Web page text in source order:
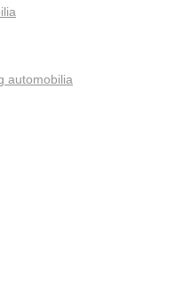
automobilia